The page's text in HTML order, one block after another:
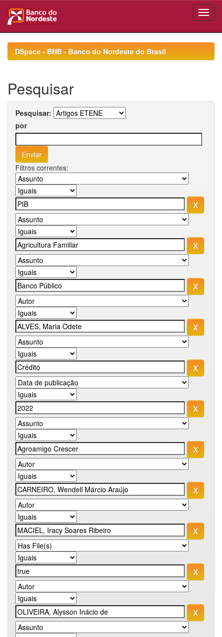
navigationDSpace - BNB - Banco do Nordeste do Brasil
Pesquisar
Pesquisar:
por
Filtros correntes: